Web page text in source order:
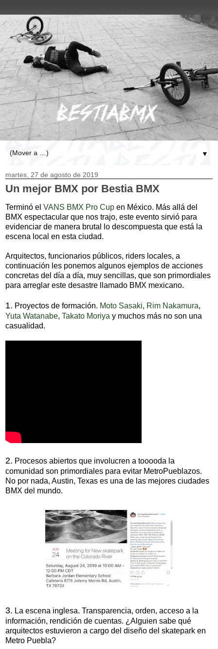
▼
martes, 27 de agosto de 2019
Un mejor BMX por Bestia BMX
Terminó el VANS BMX Pro Cup en México. Más allá del
BMX espectacular que nos trajo, este evento sirvió para
evidenciar de manera brutal lo descompuesta que está la
escena local en esta ciudad.
Arquitectos, funcionarios públicos, riders locales, a
continuación les ponemos algunos ejemplos de acciones
concretas del día a día, muy sencillas, que son primordiales
para arreglar este desastre llamado BMX mexicano.
1. Proyectos de formación. Moto Sasaki, Rim Nakamura,
Yuta Watanabe, Takato Moriya y muchos más no son una
casualidad.
2. Procesos abiertos que involucren a tooooda la
comunidad son primordiales para evitar MetroPueblazos.
No por nada, Austin, Texas es una de las mejores ciudades
BMX del mundo.
3. La escena inglesa. Transparencia, orden, acceso a la
información, rendición de cuentas. ¿Alguien sabe qué
arquitectos estuvieron a cargo del diseño del skatepark en
Metro Puebla?